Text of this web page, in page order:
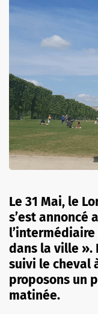
Le 31 Mai, le
s’est annoncé
dans la ville ».
suivi le cheval
proposons un
matinée.